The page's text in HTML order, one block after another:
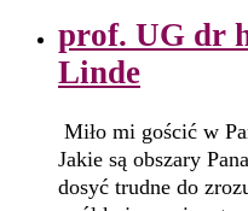
prof. UG dr
Linde
Miło mi gościć w
Jakie są obszary
dosyć trudne do